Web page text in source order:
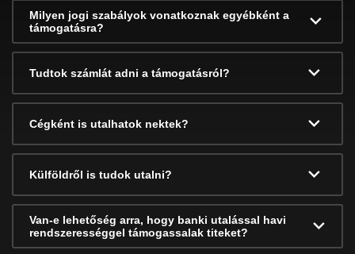
Milyen jogi szabályok vonatkoznak egyébként a
támogatásra?
Tudtok számlát adni a támogatásról?
Cégként is utalhatok nektek?
Külföldről is tudok utalni?
Van-e lehetőség arra, hogy banki utalással havi
rendszerességgel támogassalak titeket?